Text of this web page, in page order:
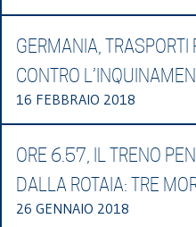
GERMANIA, TRASPORTI
CONTRO
16 FEBBRAIO 2018
ORE 6.57, IL TRENO
DALLA ROTAIA: TRE
26 GENNAIO 2018